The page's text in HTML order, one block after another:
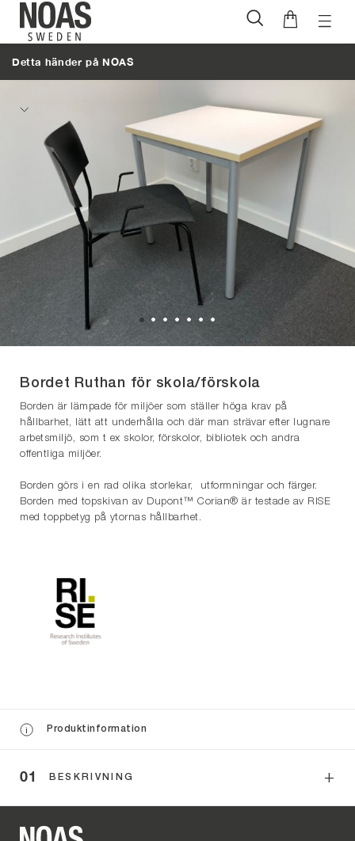
Hoppa
innehåll
Detta händer på NOAS
Bordet Ruthan för skola/förskola
Borden är lämpade för miljöer som ställer höga krav på
hållbarhet, lätt att underhålla och där man strävar efter lugnare
arbetsmiljö, som t ex skolor, förskolor, bibliotek och andra
offentliga miljöer.
Borden görs i en rad olika storlekar, utformningar och färger.
Borden med topskivan av Dupont™ Corian® är testade av RISE
med toppbetyg på ytornas hållbarhet.
i Produktinformation
BESKRIVNING